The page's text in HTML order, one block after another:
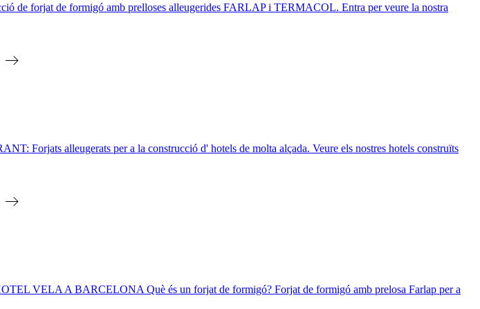
forjat de formigó amb prelloses alleugerides FARLAP i TERMACOL. Entra per veure la nostra
alleugerats per a la construcció d' hotels de molta alçada. Veure els nostres hotels construïts
VELA A BARCELONA Què és un forjat de formigó? Forjat de formigó amb prelosa Farlap per a